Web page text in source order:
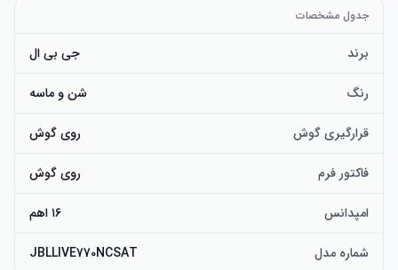
جدول مشخصات
برند جی بی ال
رنگ شن و ماسه
قرارگیری گوش روی گوش
فاکتور فرم روی گوش
امپدانس ۱۶ اهم
شماره مدل JBLLIVE770NCSAT